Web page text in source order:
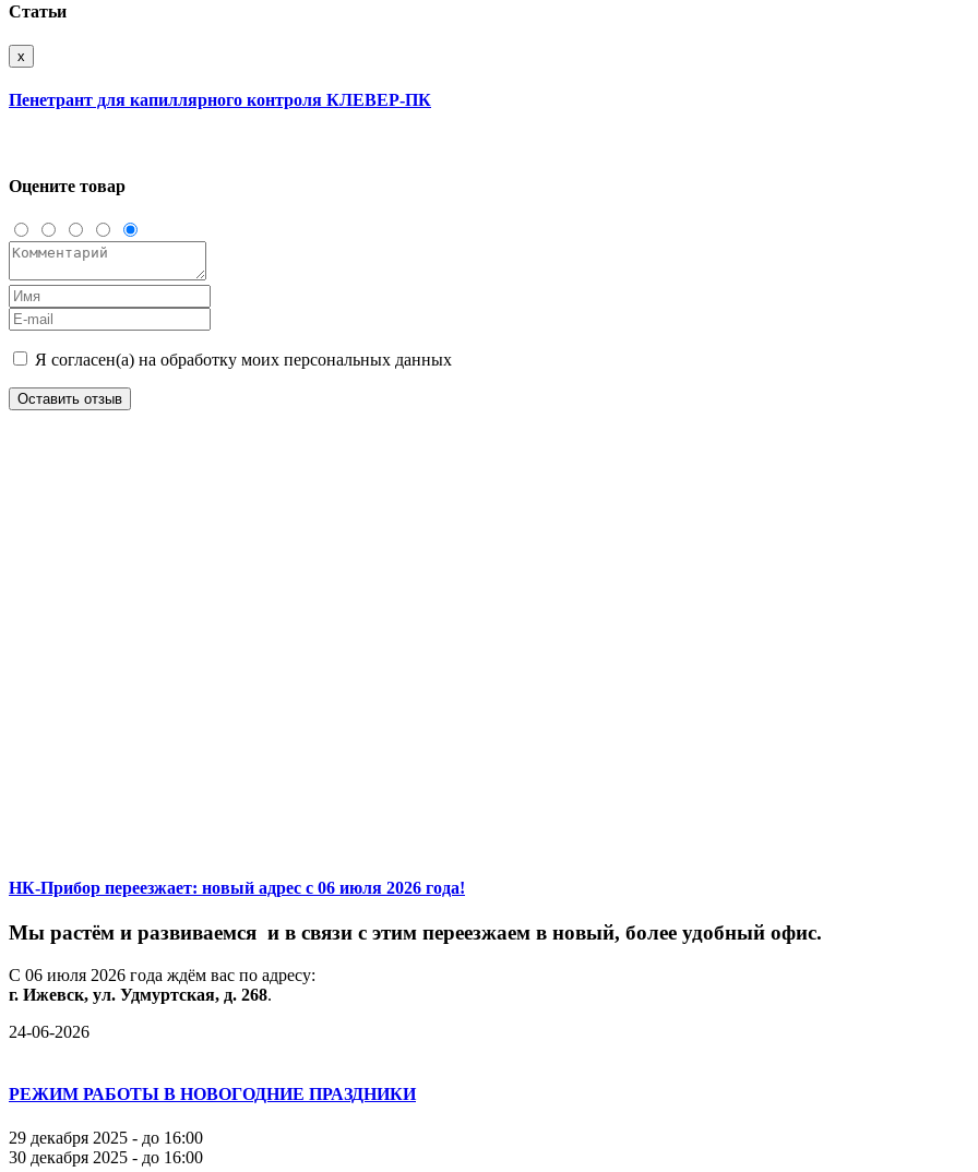
Статьи
x
Пенетрант для капиллярного контроля КЛЕВЕР-ПК
Оцените товар
Я согласен(а) на обработку моих персональных данных
Оставить отзыв
НК-Прибор переезжает: новый адрес с 06 июля 2026 года!
Мы растём и развиваемся и в связи с этим переезжаем в новый, более удобный офис.
С 06 июля 2026 года ждём вас по адресу:
г. Ижевск, ул. Удмуртская, д. 268.
24-06-2026
РЕЖИМ РАБОТЫ В НОВОГОДНИЕ ПРАЗДНИКИ
29 декабря 2025 - до 16:00
30 декабря 2025 - до 16:00